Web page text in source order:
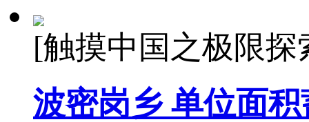
[触摸中国之极限探
波密岗乡 单位面